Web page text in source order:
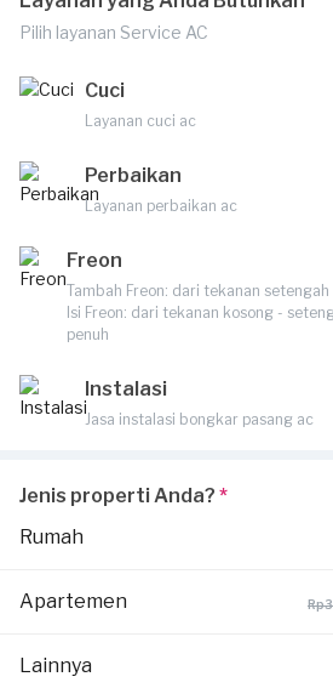
Pilih layanan Service AC
Cuci
Layanan cuci ac
Perbaikan
Layanan perbaikan ac
Freon
Tambah Freon: dari tekanan setengah
Isi Freon: dari tekanan kosong -
penuh
Instalasi
Jasa instalasi bongkar pasang ac
Jenis properti Anda? *
Rumah
Apartemen
Lainnya